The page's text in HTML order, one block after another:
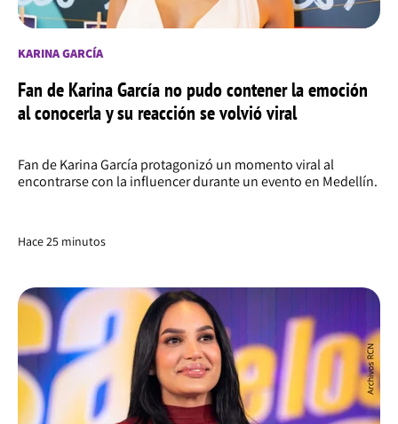
KARINA GARCÍA
Fan de Karina García no pudo contener la emoción
al conocerla y su reacción se volvió viral
Fan de Karina García protagonizó un momento viral al
encontrarse con la influencer durante un evento en Medellín.
Hace 25 minutos